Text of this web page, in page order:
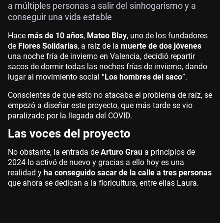
a múltiples personas a salir del sinhogarismo y a
conseguir una vida estable
Hace más de 10 años, Mateo Blay, uno de los fundadores
de Flores Solidarias, a raíz de la muerte de dos jóvenes
una noche fría de invierno en Valencia, decidió repartir
sacos de dormir todas las noches frías de invierno, dando
lugar al movimiento social “Los hombres del saco”.
Conscientes de que esto no atacaba el problema de raíz, se
empezó a diseñar este proyecto, que más tarde se vio
paralizado por la llegada del COVID.
Las voces del proyecto
No obstante, la entrada de Arturo Grau a principios de
2024 lo activó de nuevo y gracias a ello hoy es una
realidad y ha conseguido sacar de la calle a tres personas
que ahora se dedican a la floricultura, entre ellas Laura.